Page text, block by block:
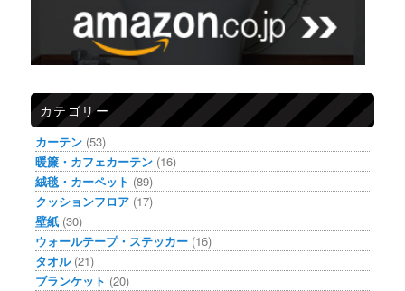
カテゴリー
カーテン (53)
暖簾・カフェカーテン (16)
絨毯・カーペット (89)
クッションフロア (17)
壁紙 (30)
ウォールテープ・ステッカー (16)
タオル(21)
ブランケット (20)